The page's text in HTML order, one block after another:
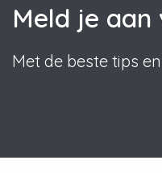
Meld je
Met de beste tips